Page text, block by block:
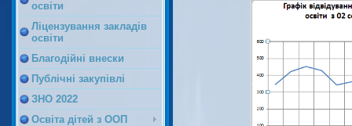
освіти
Ліцензування закладів
освіти
Благодійні внески
Публічні закупівлі
ЗНО 2022
Освіта дітей з ООП